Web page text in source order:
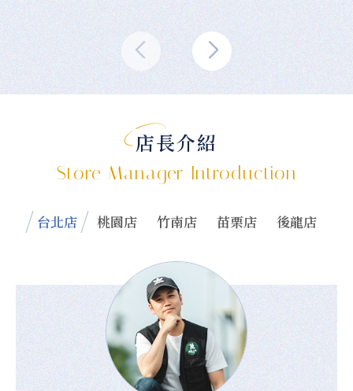
店長介紹
Store Manager Introduction
台北店 桃園店 竹南店 苗栗店 後龍店